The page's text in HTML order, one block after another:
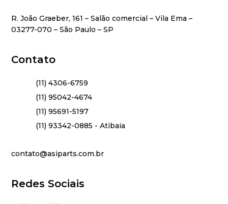
R. João Graeber, 161 – Salão comercial – Vila Ema –
03277-070 – São Paulo – SP
Contato
(11) 4306-6759
(11) 95042-4674
(11) 95691-5197
(11) 93342-0885 - Atibaia
contato@asiparts.com.br
Redes Sociais